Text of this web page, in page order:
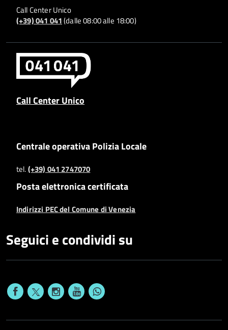
Call Center Unico
(+39) 041 041(dalle 08:00 alle 18:00)
Call Center Unico
Centrale operativa Polizia Locale
tel.(+39) 041 2747070
Posta elettronica certificata
Indirizzi PEC del Comune di Venezia
Seguici e condividi su